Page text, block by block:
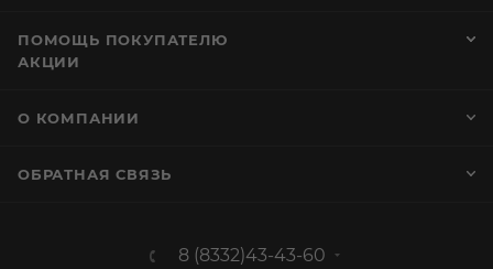
ПОМОЩЬ ПОКУПАТЕЛЮ
АКЦИИ
О КОМПАНИИ
ОБРАТНАЯ СВЯЗЬ
8 (8332)43-43-60